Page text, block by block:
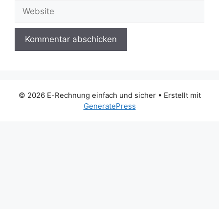
Website
© 2026 E-Rechnung einfach und sicher• Erstellt mit
GeneratePress